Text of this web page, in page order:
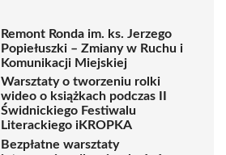
Remont Ronda im. ks. Jerzego
Popiełuszki – Zmiany w Ruchu i
Komunikacji Miejskiej
Warsztaty o tworzeniu rolki
wideo o książkach podczas II
Świdnickiego Festiwalu
Literackiego iKROPKA
Bezpłatne warsztaty